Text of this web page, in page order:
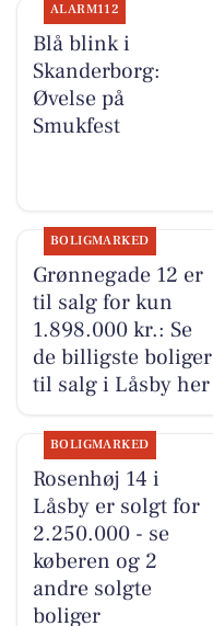
ALARM112
Blå blink i
Skanderborg:
Øvelse på
Smukfest
BOLIGMARKED
Grønnegade 12 er
til salg for kun
1.898.000 kr.: Se
de billigste boliger
til salg i Låsby her
BOLIGMARKED
Rosenhøj 14 i
Låsby er solgt for
2.250.000 - se
køberen og 2
andre solgte
boliger